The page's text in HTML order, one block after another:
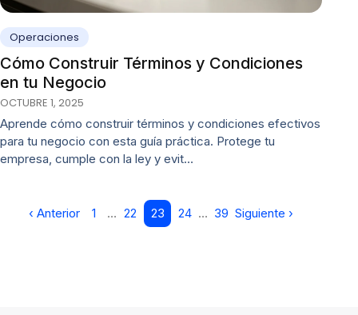
Operaciones
Cómo Construir Términos y Condiciones
en tu Negocio
OCTUBRE 1, 2025
Aprende cómo construir términos y condiciones efectivos
para tu negocio con esta guía práctica. Protege tu
empresa, cumple con la ley y evit…
‹ Anterior 1 … 22 23 24 … 39 Siguiente ›